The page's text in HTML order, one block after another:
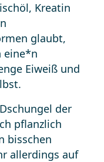
Kreatin
glaubt,
eine*n
Eiweiß und
der
pflanzlich
bisschen
allerdings auf